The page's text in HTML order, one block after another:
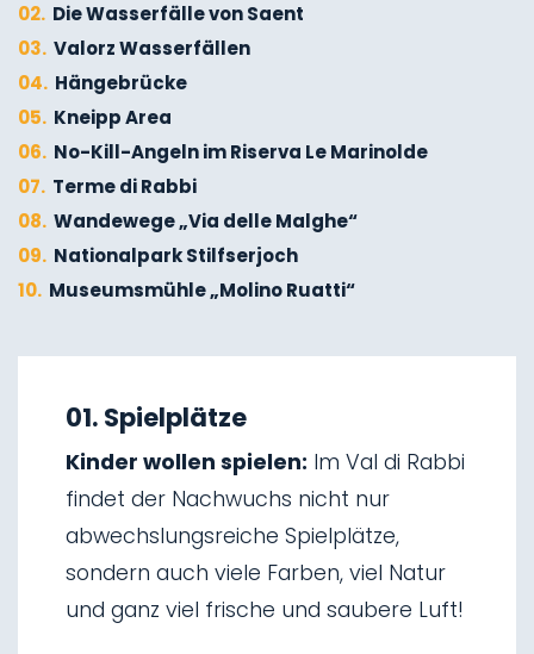
02. Die Wasserfälle von Saent
03. Valorz Wasserfällen
04. Hängebrücke
05. Kneipp Area
06. No-Kill-Angeln im Riserva Le Marinolde
07. Terme di Rabbi
08. Wandewege „Via delle Malghe“
09. Nationalpark Stilfserjoch
10. Museumsmühle „Molino Ruatti“
Skitourengehen
Schlittenfahren
Eisklettern
Wasserfälle von Saent
Wasserfälle von Valorz
Hängebrücke
Wegnetz „Via delle Malghe“
01. Spielplätze
Kinder wollen spielen: Im Val di Rabbi
findet der Nachwuchs nicht nur
abwechslungsreiche Spielplätze,
sondern auch viele Farben, viel Natur
und ganz viel frische und saubere Luft!